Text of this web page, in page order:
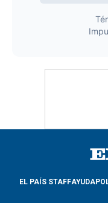
EL PAÍS STAFFAYUDA